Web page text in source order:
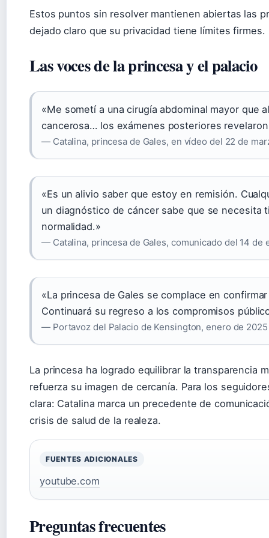
Estos puntos sin resolver mantienen abiertas las
dejado claro que su privacidad tiene límites firmes.
Las voces de la princesa y el palacio
«Me sometí a una cirugía abdominal mayor que
cancerosa… los exámenes posteriores
— Catalina, princesa de Gales, en vídeo del 22 de
«Es un alivio saber que estoy en remisión.
un diagnóstico de cáncer sabe que se necesita
normalidad.»
— Catalina, princesa de Gales, comunicado del 14 de
«La princesa de Gales se complace en
Continuará su regreso a los compromisos
— Portavoz del Palacio de Kensington, enero de
La princesa ha logrado equilibrar la transparencia
refuerza su imagen de cercanía. Para los
clara: Catalina marca un precedente de
crisis de salud de la realeza.
FUENTES ADICIONALES
youtube.com
Preguntas frecuentes